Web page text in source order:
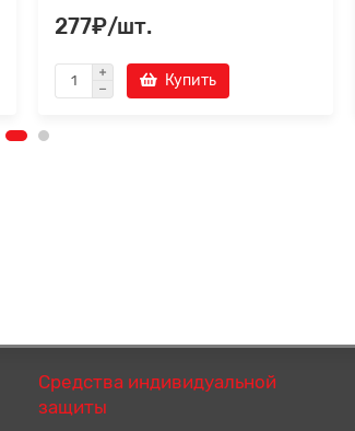
277₽/шт.
Купить
Средства индивидуальной
защиты